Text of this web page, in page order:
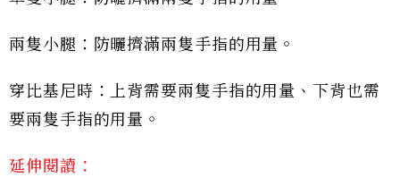
兩隻小腿：防曬擠滿兩隻手指的用量。
穿比基尼時：上背需要兩隻手指的用量、下背也需
要兩隻手指的用量。
延伸閱讀：